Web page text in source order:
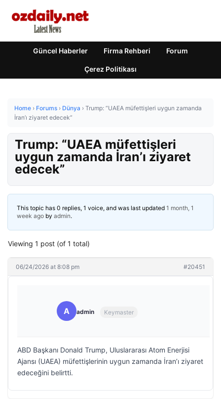
Güncel Haberler Firma Rehberi Forum
Çerez Politikası
Home › Forums › Dünya › Trump: “UAEA müfettişleri uygun zamanda
İran’ı ziyaret edecek”
Trump: “UAEA müfettişleri
uygun zamanda İran’ı ziyaret
edecek”
This topic has 0 replies, 1 voice, and was last updated 1 month, 1
week ago by admin.
Viewing 1 post (of 1 total)
06/24/2026 at 8:08 pm #20451
A admin Keymaster
ABD Başkanı Donald Trump, Uluslararası Atom Enerjisi
Ajansı (UAEA) müfettişlerinin uygun zamanda İran’ı ziyaret
edeceğini belirtti.